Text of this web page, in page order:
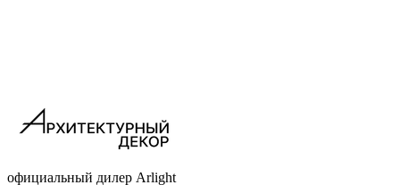
официальный дилер Arlight